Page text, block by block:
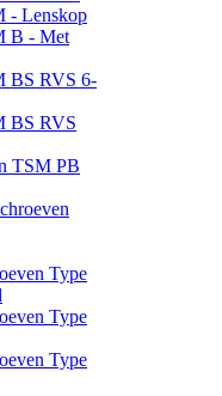
- Lenskop
B - Met
BS RVS 6-
BS RVS
TSM PB
Type
Type
Type